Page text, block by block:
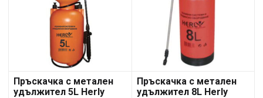
Пръскачка с метален
удължител 5L Herly
Пръскачка с метален
удължител 8L Herly